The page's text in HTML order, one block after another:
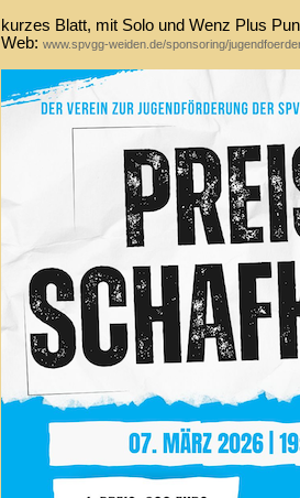
kurzes Blatt, mit Solo und Wenz Plus
Web: www.spvgg-weiden.de/sponsoring/